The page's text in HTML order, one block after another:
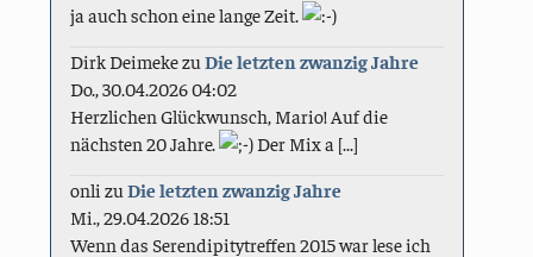
ja auch schon eine lange Zeit.
Dirk DeimekezuDie letzten zwanzig Jahre
Do., 30.04.2026 04:02
Herzlichen Glückwunsch, Mario! Auf die
nächsten 20 Jahre.
Der Mix a [...]
onli zuDie letzten zwanzig Jahre
Mi., 29.04.2026 18:51
Wenn das Serendipitytreffen 2015 war lese ich